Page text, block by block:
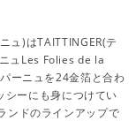
ュ)はTAITTINGER(テ
ュLes Folies de la
ーニュを24金箔と合わ
シーにも身につけてい
ンドのラインアップで